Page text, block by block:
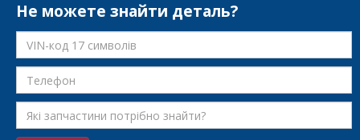
Не можете знайти деталь?